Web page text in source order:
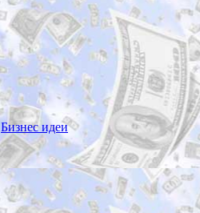
Бизнес идеи